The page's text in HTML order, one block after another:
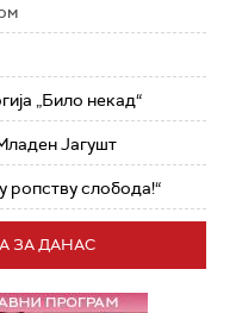
„Било некад“
Јагушт
ропству слобода!“
ЗА ДАНАС